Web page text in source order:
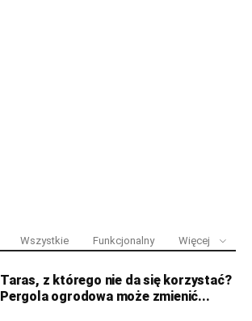
Wszystkie Funkcjonalny Więcej
Taras, z którego nie da się korzystać?
Pergola ogrodowa może zmienić...